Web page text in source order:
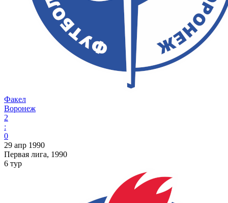
Факел
Воронеж
2
:
0
29 апр 1990
Первая лига, 1990
6 тур